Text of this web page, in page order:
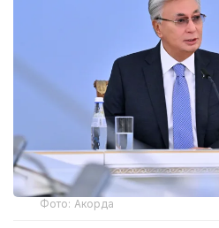
Фото: Акорда